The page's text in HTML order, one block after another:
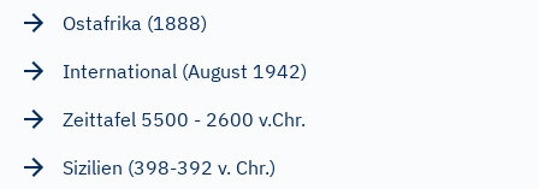
Ostafrika (1888)
International (August 1942)
Zeittafel 5500 - 2600 v.Chr.
Sizilien (398-392 v. Chr.)